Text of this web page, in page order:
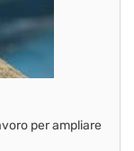
per ampliare